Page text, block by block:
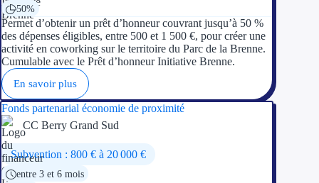
50%
Permet d’obtenir un prêt d’honneur couvrant jusqu’à 50 %
des dépenses éligibles, entre 500 et 1 500 €, pour créer une
activité en coworking sur le territoire du Parc de la Brenne.
Cumulable avec le Prêt d’honneur Initiative Brenne.
En savoir plus
Fonds partenarial économie de proximité
CC Berry Grand Sud
Subvention : 800 € à 20 000 €
entre 3 et 6 mois